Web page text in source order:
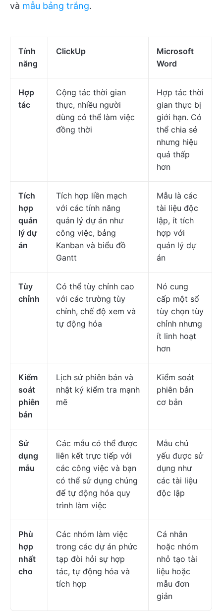
và mẫu bảng trắng.
Tính
năng
ClickUp
Microsoft
Word
Hợp
tác
Cộng tác thời gian
thực, nhiều người
dùng có thể làm việc
đồng thời
Hợp tác thời
gian thực bị
giới hạn. Có
thể chia sẻ
nhưng hiệu
quả thấp
hơn
Tích
hợp
quản
lý dự
án
Tích hợp liền mạch
với các tính năng
quản lý dự án như
công việc, bảng
Kanban và biểu đồ
Gantt
Mẫu là các
tài liệu độc
lập, ít tích
hợp với
quản lý dự
án
Tùy
chỉnh
Có thể tùy chỉnh cao
với các trường tùy
chỉnh, chế độ xem và
tự động hóa
Nó cung
cấp một số
tùy chọn tùy
chỉnh nhưng
ít linh hoạt
hơn
Kiểm
soát
phiên
bản
Lịch sử phiên bản và
nhật ký kiểm tra mạnh
mẽ
Kiểm soát
phiên bản
cơ bản
Sử
dụng
mẫu
Các mẫu có thể được
liên kết trực tiếp với
các công việc và bạn
có thể sử dụng chúng
để tự động hóa quy
trình làm việc
Mẫu chủ
yếu được sử
dụng như
các tài liệu
độc lập
Phù
hợp
nhất
cho
Các nhóm làm việc
trong các dự án phức
tạp đòi hỏi sự hợp
tác, tự động hóa và
tích hợp
Cá nhân
hoặc nhóm
nhỏ tạo tài
liệu hoặc
mẫu đơn
giản